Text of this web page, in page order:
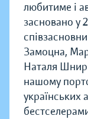
любитиме і
засновано у
Замоцна,
Наталя Шнир
нашому
українських